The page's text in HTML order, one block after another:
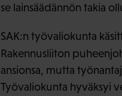
se lainsäädännön takia
SAK:n työvaliokunta
Rakennusliiton
ansionsa, mutta
Työvaliokunta hyväksyi